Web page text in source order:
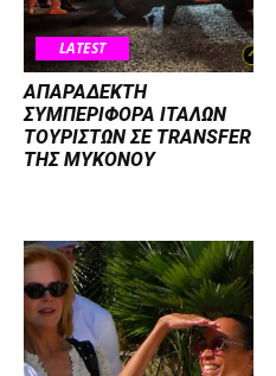
LATEST
ΑΠΑΡΑΔΕΚΤΗ
ΣΥΜΠΕΡΙΦΟΡΑ ΙΤΑΛΩΝ
ΤΟΥΡΙΣΤΩΝ ΣΕ TRANSFER
ΤΗΣ ΜΥΚΟΝΟΥ